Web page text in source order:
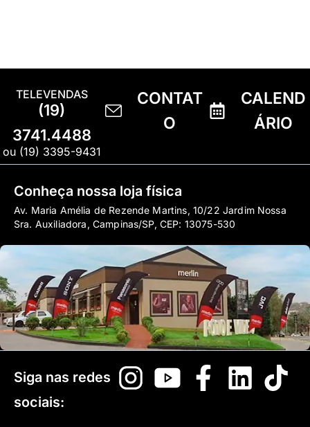
TELEVENDAS
(19)
3741.4488
ou (19) 3395-9431
CONTAT
O
CALEND
ÁRIO
Conheça nossa loja física
Av. Maria Amélia de Rezende Martins, 10/22 Jardim Nossa
Sra. Auxiliadora, Campinas/SP, CEP: 13075-530
Siga nas redes
sociais: